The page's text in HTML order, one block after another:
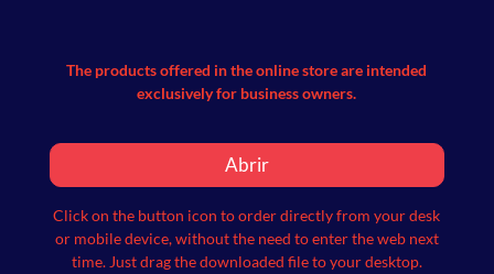
The products offered in the online store are intended
exclusively for business owners.
Abrir
Click on the button icon to order directly from your desk
or mobile device, without the need to enter the web next
time.Just drag the downloaded file to your desktop.